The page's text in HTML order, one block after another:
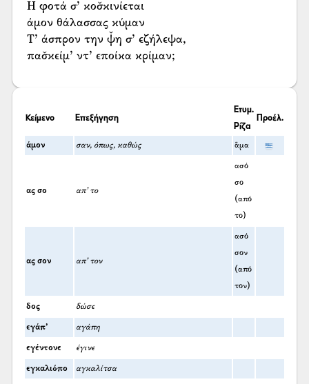
Η φοτά σ’ κοσ̌κινίεται
άμον θάλασσας κύμαν
Τ’ άσπρον την ψ̌η σ’ εζήλεψα,
πασ̌κείμ’ ντ’ εποίκα κρίμαν;
Κείμενο Επεξήγηση
Ετυμ.
Ρίζα
Προέλ.
άμον σαν, όπως, καθώς ἅμα
ας σο απ’ το
ασό
σο
(από
το)
ας σον απ’ τον
ασό
σον
(από
τον)
δος δώσε
εγάπ’ αγάπη
εγέντονε έγινε
εγκαλιόπο αγκαλίτσα